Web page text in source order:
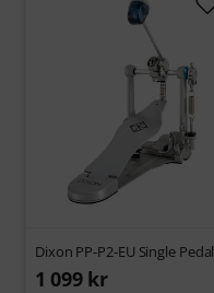
Dixon PP-P2-EU Single Pedal
1 099 kr